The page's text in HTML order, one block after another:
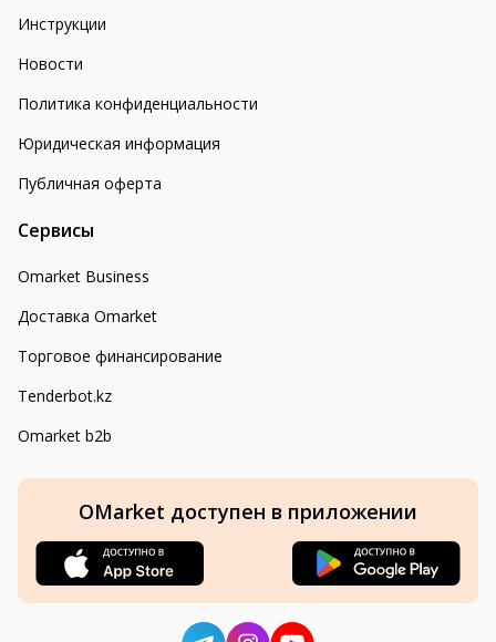
Инструкции
Новости
Политика конфиденциальности
Юридическая информация
Публичная оферта
Сервисы
Omarket Business
Доставка Omarket
Торговое финансирование
Tenderbot.kz
Omarket b2b
OMarket доступен в приложении